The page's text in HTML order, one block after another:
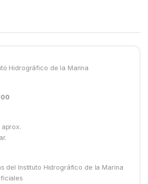
Hidrográfico de la Marina
del Instituto Hidrográfico de la Marina